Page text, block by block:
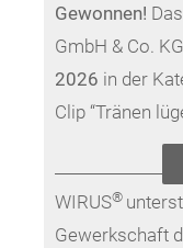
Gewonnen!
GmbH & Co.
2026 in der
Clip “Tränen
WIRUS®
Gewerkschaft